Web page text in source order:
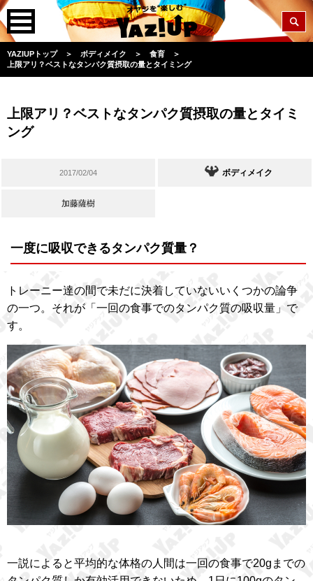
YAZIUPトップ ＞ ボディメイク ＞ 食育
＞
上限アリ？ベストなタンパク質摂取の量とタイミング
上限アリ？ベストなタンパク質摂取の量とタイミ
ング
2017/02/04 ボディメイク
加藤薩樹
一度に吸収できるタンパク質量？
トレーニー達の間で未だに決着していないいくつかの論争
の一つ。それが「一回の食事でのタンパク質の吸収量」で
す。
一説によると平均的な体格の人間は一回の食事で20gまでの